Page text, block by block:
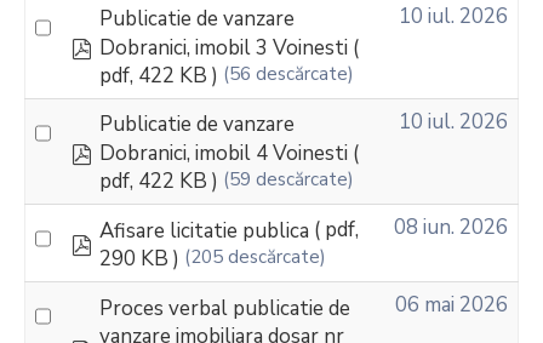
pdf
Publicatie de vanzare
Dobranici, imobil 3 Voinesti (
pdf, 422 KB ) (56 descărcate)
10 iul. 2026
pdf
Publicatie de vanzare
Dobranici, imobil 4 Voinesti (
pdf, 422 KB ) (59 descărcate)
10 iul. 2026
pdf
Afisare licitatie publica ( pdf,
290 KB ) (205 descărcate)
08 iun. 2026
Proces verbal publicatie de
vanzare imobiliara dosar nr
06 mai 2026